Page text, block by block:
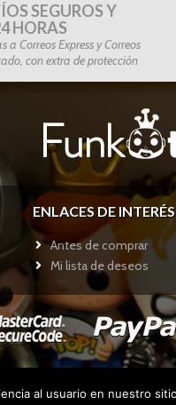
SEGUROS Y
HORAS
a Correos Express y Correos
con extra de protección
ENLACES DE INTERÉS
Antes de comprar
Mi lista de deseos
© 2017
al usuario en nuestro